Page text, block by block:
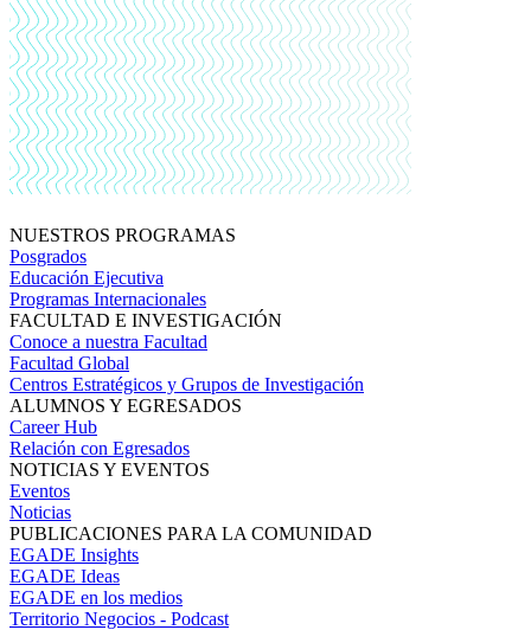
NUESTROS PROGRAMAS
Posgrados
Educación Ejecutiva
Programas Internacionales
FACULTAD E INVESTIGACIÓN
Conoce a nuestra Facultad
Facultad Global
Centros Estratégicos y Grupos de Investigación
ALUMNOS Y EGRESADOS
Career Hub
Relación con Egresados
NOTICIAS Y EVENTOS
Eventos
Noticias
PUBLICACIONES PARA LA COMUNIDAD
EGADE Insights
EGADE Ideas
EGADE en los medios
Territorio Negocios - Podcast